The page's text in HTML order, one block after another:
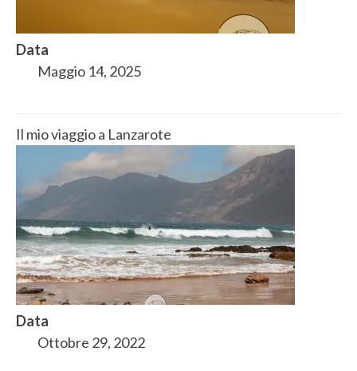
Data
Maggio 14, 2025
Il mio viaggio a Lanzarote
Data
Ottobre 29, 2022